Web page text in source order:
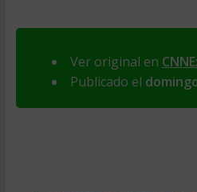
Ver original en
Publicado el